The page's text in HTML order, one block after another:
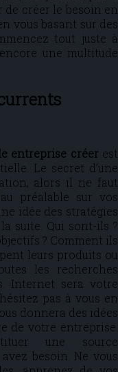
de créer le besoin en
vous basant sur des
tout juste à
une multitude
entreprise créerest
Le secret d’une
alors il ne faut
préalable sur vos
idée des stratégies
suite. Qui sont-ils ?
? Comment ils
leurs produits ou
les recherches
Internet sera votre
pas à vous en
donnera des idées
de votre entreprise.
une source
besoin. Ne vous